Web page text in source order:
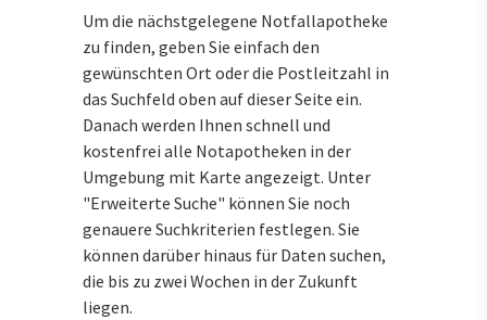
Um die nächstgelegene Notfallapotheke
zu finden, geben Sie einfach den
gewünschten Ort oder die Postleitzahl in
das Suchfeld oben auf dieser Seite ein.
Danach werden Ihnen schnell und
kostenfrei alle Notapotheken in der
Umgebung mit Karte angezeigt. Unter
"Erweiterte Suche" können Sie noch
genauere Suchkriterien festlegen. Sie
können darüber hinaus für Daten suchen,
die bis zu zwei Wochen in der Zukunft
liegen.